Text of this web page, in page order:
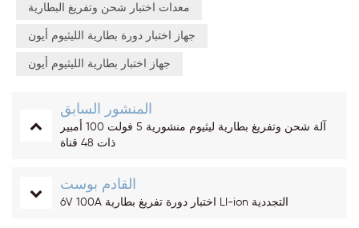
معدات اختبار شحن وتفريغ البطارية
جهاز اختبار دورة بطارية الليثيوم أيون
جهاز اختبار بطارية الليثيوم أيون
المنشور السابق
آلة شحن وتفريغ بطارية ليثيوم منشورية 5 فولت 100 أمبير
ذات 48 قناة
القادم بوست
6V 100A اختبار دورة تفريغ بطارية LI-ion التجددية